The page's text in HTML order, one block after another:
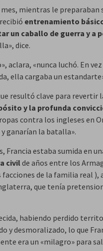
mientras le preparaban
entrenamiento
un caballo de guerra ya
dice.
aclara, «nunca luchó. En
ella cargaba un
resultó clave para revertir
y la profunda
contra los ingleses en
ganarían la batalla».
Francia estaba sumida en
civilde años entre los
de la familia real ),
que tenía
habiendo perdido
y desmoralizado, lo que
era un «milagro» para